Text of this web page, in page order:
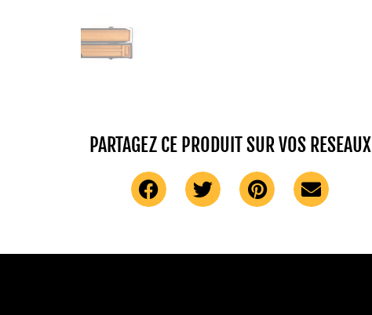
PARTAGEZ CE PRODUIT SUR VOS RESEAUX